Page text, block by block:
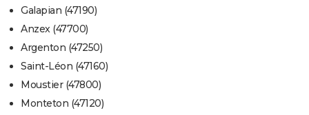
Galapian (47190)
Anzex (47700)
Argenton (47250)
Saint-Léon (47160)
Moustier (47800)
Monteton (47120)